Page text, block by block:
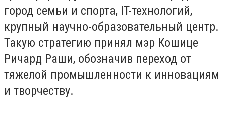
город семьи и спорта, IT-технологий,
крупный научно-образовательный центр.
Такую стратегию принял мэр Кошице
Ричард Раши, обозначив переход от
тяжелой промышленности к инновациям
и творчеству.